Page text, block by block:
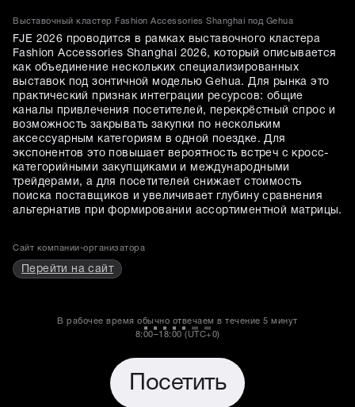
Выставочный кластер Fashion Accessories Shanghai под Gehua
FJE 2026 проводится в рамках выставочного кластера
Fashion Accessories Shanghai 2026, который описывается
как объединение нескольких специализированных
выставок под зонтичной моделью Gehua. Для рынка это
практический признак интеграции ресурсов: общие
каналы привлечения посетителей, перекрёстный спрос и
возможность закрывать закупки по нескольким
аксессуарным категориям в одной поездке. Для
экспонентов это повышает вероятность встреч с кросс-
категорийными закупщиками и международными
трейдерами, а для посетителей снижает стоимость
поиска поставщиков и увеличивает глубину сравнения
альтернатив при формировании ассортиментной матрицы.
Сайт компании-организатора
Перейти на сайт
В рабочее время обычно отвечаем в течение5 минут
8:00–18:00 (UTC+0)
Посетить